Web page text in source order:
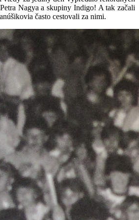
Nagya a skupiny Indigo! A tak začali
často cestovali za nimi.